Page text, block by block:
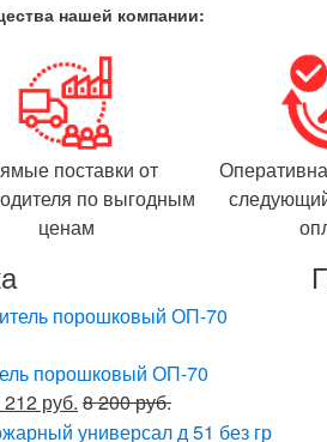
нашей компании:
поставки от
по выгодным
ценам
порошковый ОП-70
руб. 8 200 руб.